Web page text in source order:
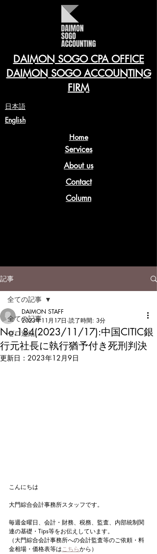
DAIMON SOGO CPA OFFICE
DAIMON SOGO ACCOUNTING
FIRM
​日本語
English
Home
Services
About us
Contact
Column
記事
全ての記事
ゼロ連結
全ての記事
No.184(2023/11/17):中国CITIC銀
行元社長に執行猶予付き死刑判決
DAIMON STAFF
2023年11月17日 読了時間: 3分
更新日： 2023年12月9日
こんにちは
大門綜合会計事務所スタッフです。
毎週金曜日、会計・財務、税務、監査、内部統制関
連の基礎・Tips等をお伝えしています。
（大門綜合会計事務所への会計監査等のご依頼・料
金相場・価格表等はこちらから）